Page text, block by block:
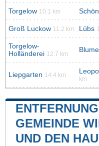
Torgelow 10.1 km
Groß Luckow 11.2 km Lübs
Torgelow-
Holländerei 12.7 km
Liepgarten 14.4 km
km
GEMEINDE
UND DEN